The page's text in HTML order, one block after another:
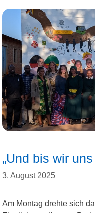
„Und bis wir
3. August 2025
Am Montag drehte sich